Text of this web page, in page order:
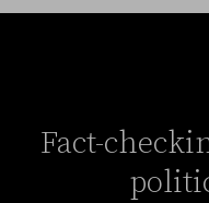
Fact-